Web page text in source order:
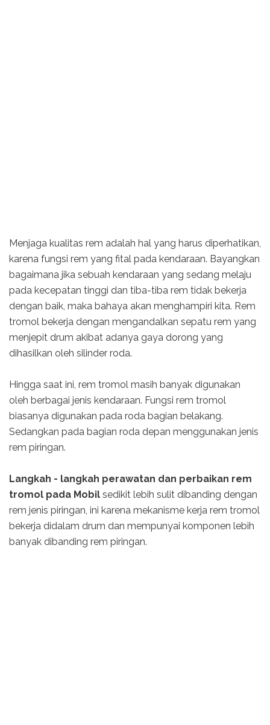
Menjaga kualitas rem adalah hal yang harus diperhatikan,
karena fungsi rem yang fital pada kendaraan. Bayangkan
bagaimana jika sebuah kendaraan yang sedang melaju
pada kecepatan tinggi dan tiba-tiba rem tidak bekerja
dengan baik, maka bahaya akan menghampiri kita. Rem
tromol bekerja dengan mengandalkan sepatu rem yang
menjepit drum akibat adanya gaya dorong yang
dihasilkan oleh silinder roda.
Hingga saat ini, rem tromol masih banyak digunakan
oleh berbagai jenis kendaraan. Fungsi rem tromol
biasanya digunakan pada roda bagian belakang.
Sedangkan pada bagian roda depan menggunakan jenis
rem piringan.
Langkah - langkah perawatan dan perbaikan rem
tromol pada Mobil sedikit lebih sulit dibanding dengan
rem jenis piringan, ini karena mekanisme kerja rem tromol
bekerja didalam drum dan mempunyai komponen lebih
banyak dibanding rem piringan.